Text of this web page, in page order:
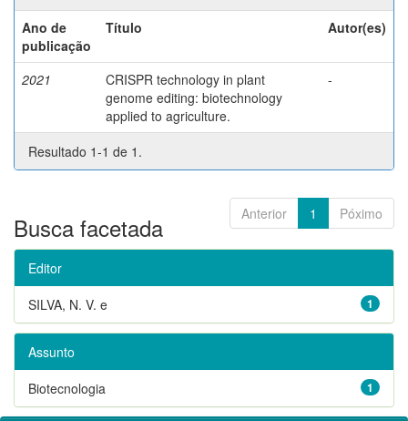
Ano de
publicação
Título Autor(es)
2021
CRISPR technology in plant
genome editing: biotechnology
applied to agriculture.
-
Resultado 1-1 de 1.
Anterior 1 Póximo
Busca facetada
Editor
1
SILVA, N. V. e
Assunto
1
Biotecnologia